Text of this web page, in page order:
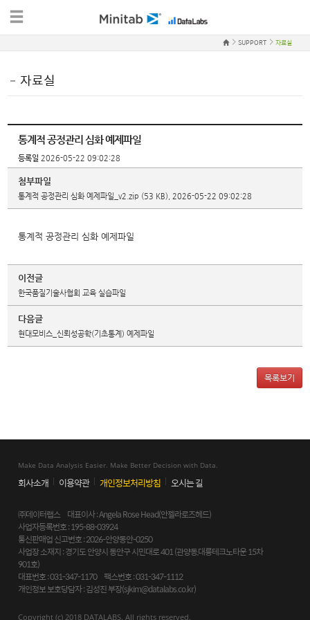
SUPPORT 자료실
자료실
통계적 공정관리 심화 예제파일
등록일 2026-05-22 09:02:28
첨부파일
통계적 공정관리 심화 예제파일_v2.zip (53 KB), 2026-05-22 09:02:28
통계적 공정관리 심화 예제파일
이전글
한국품질기술사협회 교육 실습파일
다음글
현대모비스_신뢰성공학(기초통계) 예제파일
목록보기
Make Data Analysis Easier. Make Better Decision with Data.
회사소개 이용약관 개인정보처리방침 오시는 길
㈜데이터랩스 대표이사 : Angela Rose Head(안젤라로즈헤드)
사업자등록번호 : 195-88-03924
통신판매업 신고번호 : 2026-안양동안-0250
사업장 소재지 : 경기도 안양시 동안구 시민대로 401 (관양동,대륭테크노타운 15차
901호)
대표번호 : 031-347-1170 팩스번호 : 031-347-1112
개인정보 보호당담자 : 김성진 부장(sjkim@datalabs.co.kr)
Copyright (c) 2018 DATALABS. All rights reserved.